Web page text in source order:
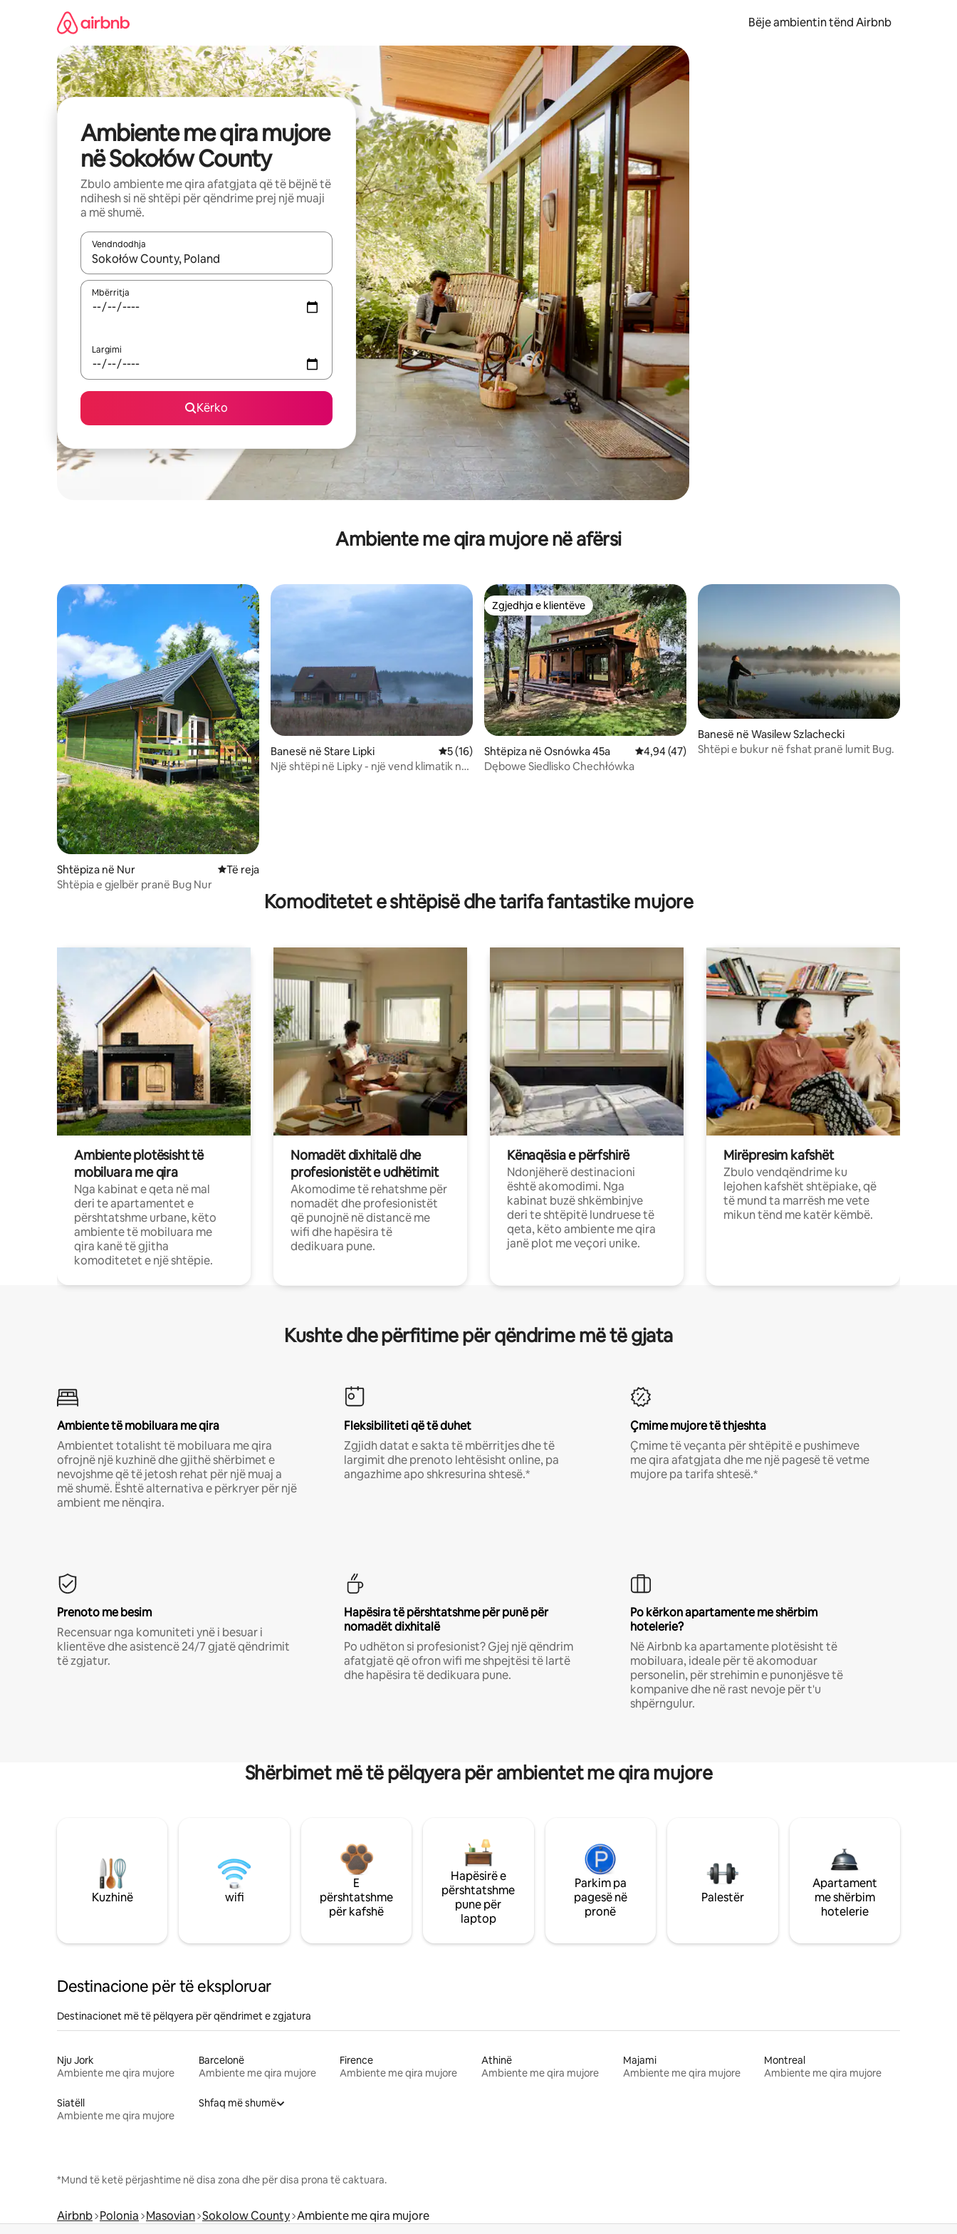
Bëje ambientin tënd Airbnb
Ambiente me qira mujore
në Sokołów County
Zbulo ambiente me qira afatgjata që të bëjnë të
ndihesh si në shtëpi për qëndrime prej një muaji
a më shumë.
Vendndodhja
Kur rezultatet të jenë të disponueshme, lëviz me butonat e shigjetave lart e poshtë ose eksploro duke prekur ose duke lëvizur ekranin.
Mbërritja
Largimi
Kërko
Ambiente me qira mujore në afërsi
Shtëpiza në Nur Vendqëndrim i ri
Të reja
Shtëpia e gjelbër pranë Bug Nur
Banesë në Stare Lipki Vlerësimi mesatar 5 nga 5, 16 vlerësime
5 (16)
Një shtëpi në Lipky - një vend klimatik në
Zgjedhja e klientëve
Zgjedhja e klientëve
Shtëpiza në Osnówka 45a Vlerësimi mesatar 4,94 nga 5, 47 vlerësime
4,94 (47)
Dębowe Siedlisko Chechłówka
Banesë në Wasilew Szlachecki
Shtëpi e bukur në fshat pranë lumit Bug.
Komoditetet e shtëpisë dhe tarifa fantastike mujore
Ambiente plotësisht të
mobiluara me qira
Nga kabinat e qeta në mal
deri te apartamentet e
përshtatshme urbane, këto
ambiente të mobiluara me
qira kanë të gjitha
komoditetet e një shtëpie.
Nomadët dixhitalë dhe
profesionistët e udhëtimit
Akomodime të rehatshme për
nomadët dhe profesionistët
që punojnë në distancë me
wifi dhe hapësira të
dedikuara pune.
Kënaqësia e përfshirë
Ndonjëherë destinacioni
është akomodimi. Nga
kabinat buzë shkëmbinjve
deri te shtëpitë lundruese të
qeta, këto ambiente me qira
janë plot me veçori unike.
Mirëpresim kafshët
Zbulo vendqëndrime ku
lejohen kafshët shtëpiake, që
të mund ta marrësh me vete
mikun tënd me katër këmbë.
Kushte dhe përfitime për qëndrime më të gjata
Ambiente të mobiluara me qira
Ambientet totalisht të mobiluara me qira
ofrojnë një kuzhinë dhe gjithë shërbimet e
nevojshme që të jetosh rehat për një muaj a
më shumë. Është alternativa e përkryer për një
ambient me nënqira.
Fleksibiliteti që të duhet
Zgjidh datat e sakta të mbërritjes dhe të
largimit dhe prenoto lehtësisht online, pa
angazhime apo shkresurina shtesë.*
Çmime mujore të thjeshta
Çmime të veçanta për shtëpitë e pushimeve
me qira afatgjata dhe me një pagesë të vetme
mujore pa tarifa shtesë.*
Prenoto me besim
Recensuar nga komuniteti ynë i besuar i
klientëve dhe asistencë 24/7 gjatë qëndrimit
të zgjatur.
Hapësira të përshtatshme për punë për
nomadët dixhitalë
Po udhëton si profesionist? Gjej një qëndrim
afatgjatë që ofron wifi me shpejtësi të lartë
dhe hapësira të dedikuara pune.
Po kërkon apartamente me shërbim
hotelerie?
Në Airbnb ka apartamente plotësisht të
mobiluara, ideale për të akomoduar
personelin, për strehimin e punonjësve të
kompanive dhe në rast nevoje për t'u
shpërngulur.
Shërbimet më të pëlqyera për ambientet me qira mujore
Kuzhinë wifi
E
përshtatshme
për kafshë
Hapësirë e
përshtatshme
pune për
laptop
Parkim pa
pagesë në
pronë
Palestër
Apartament
me shërbim
hotelerie
Destinacione për të eksploruar
Destinacionet më të pëlqyera për qëndrimet e zgjatura
Nju Jork
Ambiente me qira mujore
Barcelonë
Ambiente me qira mujore
Firence
Ambiente me qira mujore
Athinë
Ambiente me qira mujore
Majami
Ambiente me qira mujore
Montreal
Ambiente me qira mujore
Siatëll
Ambiente me qira mujore
Shfaq më shumë
*Mund të ketë përjashtime në disa zona dhe për disa prona të caktuara.
Airbnb Polonia Masovian Sokolow County Ambiente me qira mujore